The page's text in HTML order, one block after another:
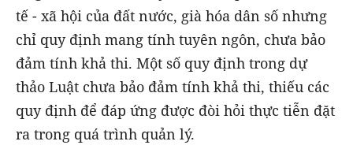
tế - xã hội của đất nước, già hóa dân số nhưng
chỉ quy định mang tính tuyên ngôn, chưa bảo
đảm tính khả thi. Một số quy định trong dự
thảo Luật chưa bảo đảm tính khả thi, thiếu các
quy định để đáp ứng được đòi hỏi thực tiễn đặt
ra trong quá trình quản lý.